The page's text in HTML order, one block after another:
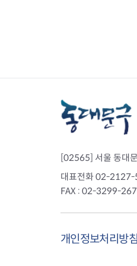
[02565] 서울 동대
대표전화 02-
FAX : 02-3299-
개인정보처리방침